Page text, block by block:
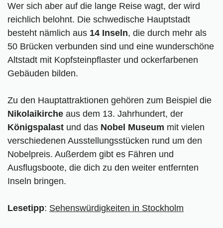
Wer sich aber auf die lange Reise wagt, der wird
reichlich belohnt. Die schwedische Hauptstadt
besteht nämlich aus 14 Inseln, die durch mehr als
50 Brücken verbunden sind und eine wunderschöne
Altstadt mit Kopfsteinpflaster und ockerfarbenen
Gebäuden bilden.
Zu den Hauptattraktionen gehören zum Beispiel die
Nikolaikirche aus dem 13. Jahrhundert, der
Königspalast und das Nobel Museum mit vielen
verschiedenen Ausstellungsstücken rund um den
Nobelpreis. Außerdem gibt es Fähren und
Ausflugsboote, die dich zu den weiter entfernten
Inseln bringen.
Lesetipp: Sehenswürdigkeiten in Stockholm